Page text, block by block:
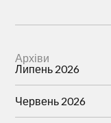
Архіви
Липень 2026
Червень 2026